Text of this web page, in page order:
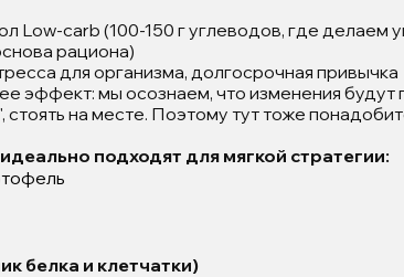
Low-carb (100-150 г углеводов, где делаем
рациона)
для организма, долгосрочная привычка
эффект: мы осознаем, что изменения будут
стоять на месте. Поэтому тут тоже
подходят для мягкой стратегии:
белка и клетчатки)